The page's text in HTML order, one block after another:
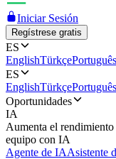
Iniciar Sesión
Regístrese gratis
ES
EnglishTürkçePortuguês
ES
EnglishTürkçePortuguês
Oportunidades
IA
Aumenta el rendimiento
equipo con IA
Agente de IAAsistente